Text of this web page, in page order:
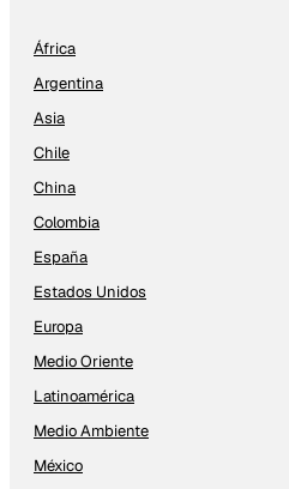
África
Argentina
Asia
Chile
China
Colombia
España
Estados Unidos
Europa
Medio Oriente
Latinoamérica
Medio Ambiente
México